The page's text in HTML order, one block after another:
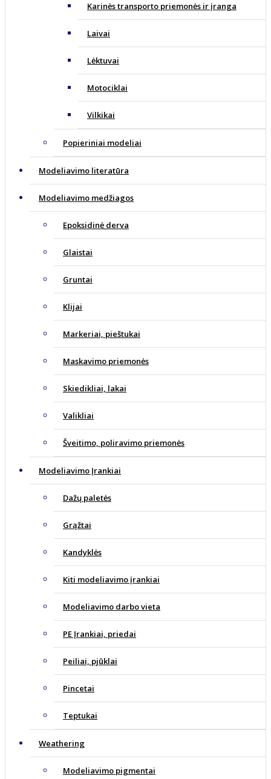
Karinės transporto priemonės ir įranga
Laivai
Lėktuvai
Motociklai
Vilkikai
Popieriniai modeliai
Modeliavimo literatūra
Modeliavimo medžiagos
Epoksidinė derva
Glaistai
Gruntai
Klijai
Markeriai, pieštukai
Maskavimo priemonės
Skiedikliai, lakai
Valikliai
Šveitimo, poliravimo priemonės
Modeliavimo Įrankiai
Dažų paletės
Grąžtai
Kandyklės
Kiti modeliavimo įrankiai
Modeliavimo darbo vieta
PE Įrankiai, priedai
Peiliai, pjūklai
Pincetai
Teptukai
Weathering
Modeliavimo pigmentai